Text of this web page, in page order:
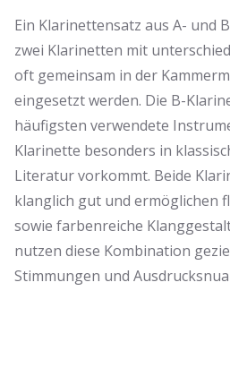
Ein Klarinettensatz aus A- und
zwei Klarinetten mit
oft gemeinsam in der
eingesetzt werden. Die B-
häufigsten verwendete
Klarinette besonders in
Literatur vorkommt. Beide
klanglich gut und ermöglichen
sowie farbenreiche
nutzen diese Kombination
Stimmungen und